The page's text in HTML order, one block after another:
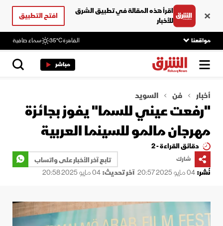
اقرأ هذه المقالة في تطبيق الشرق
للأخبار
افتح التطبيق
مواقعنا القاهرة35°C سماء صافية
مباشر
أخبار فن السويد
"رفعت عيني للسما" يفوز بجائزة
مهرجان مالمو للسينما العربية
دقائق القراءة - 2
شارك
تابع آخر الأخبار على واتساب
نُشر:04 مايو 2025 20:57 آخر تحديث:04 مايو 2025 20:58